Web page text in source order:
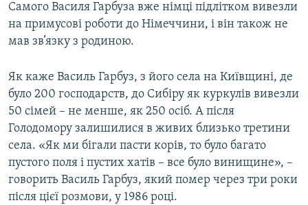
Самого Василя Гарбуза вже німці підлітком вивезли
на примусові роботи до Німеччини, і він також не
мав зв’язку з родиною.
Як каже Василь Гарбуз, з його села на Київщині, де
було 200 господарств, до Сибіру як куркулів вивезли
50 сімей – не менше, як 250 осіб. А після
Голодомору залишилися в живих близько третини
села. «Як ми бігали пасти корів, то було багато
пустого поля і пустих хатів – все було винищине», –
говорить Василь Гарбуз, який помер через три роки
після цієї розмови, у 1986 році.